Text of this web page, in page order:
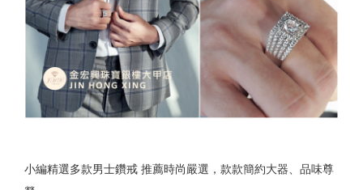
小編精選多款男士鑽戒 推薦時尚嚴選，款款簡約大器、品味尊